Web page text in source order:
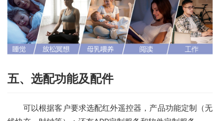
五、选配功能及配件
可以根据客户要求选配红外遥控器，产品功能定制（无